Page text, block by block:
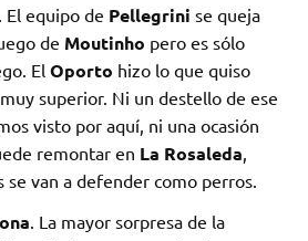
. El equipo de Pellegrini se queja
de Moutinho pero es sólo
El Oporto hizo lo que quiso
superior. Ni un destello de ese
visto por aquí, ni una ocasión
remontar en La Rosaleda,
se van a defender como perros.
. La mayor sorpresa de la